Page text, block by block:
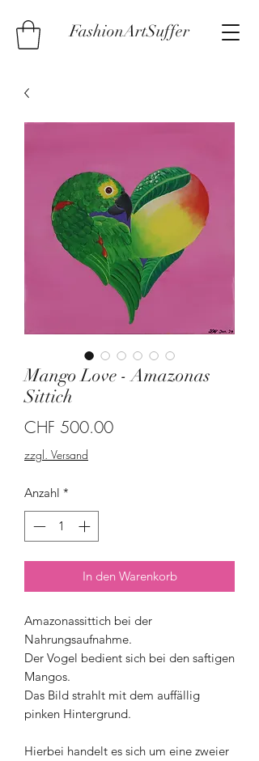
FashionArtSuffer
Mango Love - Amazonas
Sittich
CHF 500.00Preis
zzgl. Versand
Anzahl *
In den Warenkorb
Amazonassittich bei der
Nahrungsaufnahme.
Der Vogel bedient sich bei den saftigen
Mangos.
Das Bild strahlt mit dem auffällig
pinken Hintergrund.
Hierbei handelt es sich um eine zweier